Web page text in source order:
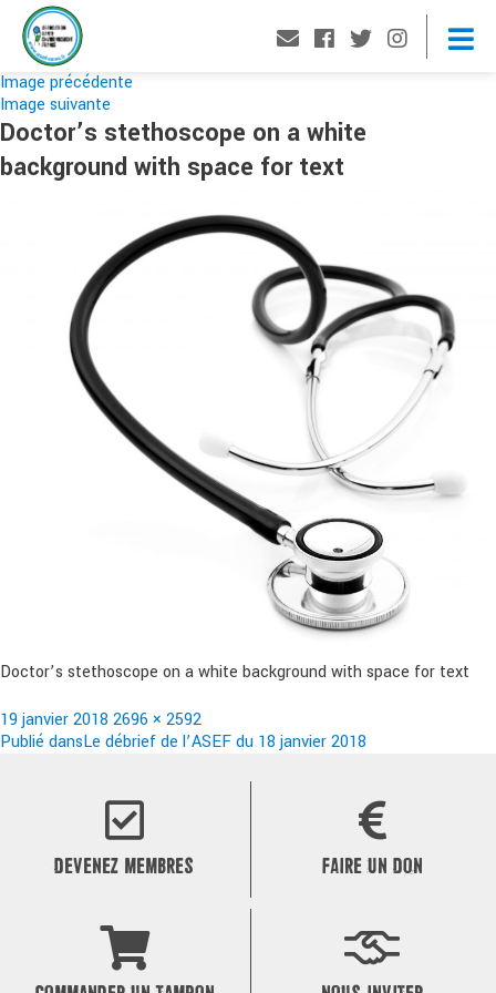
Image précédente
Image suivante
Doctor’s stethoscope on a white
background with space for text
Doctor’s stethoscope on a white background with space for text
Publié
le
19 janvier 2018 Taille
réelle
2696 × 2592
Navigation
Publié dansLe débrief de l’ASEF du 18 janvier 2018
DEVENEZ MEMBRES FAIRE UN DON